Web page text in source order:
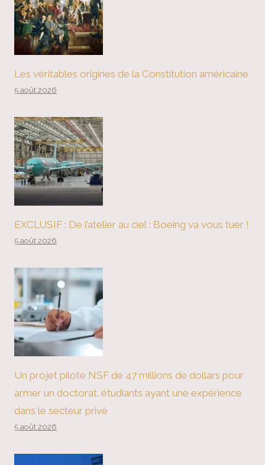
Les véritables origines de la Constitution américaine
5 août 2026
EXCLUSIF : De l’atelier au ciel : Boeing va vous tuer !
5 août 2026
Un projet pilote NSF de 47 millions de dollars pour
armer un doctorat. étudiants ayant une expérience
dans le secteur privé
5 août 2026